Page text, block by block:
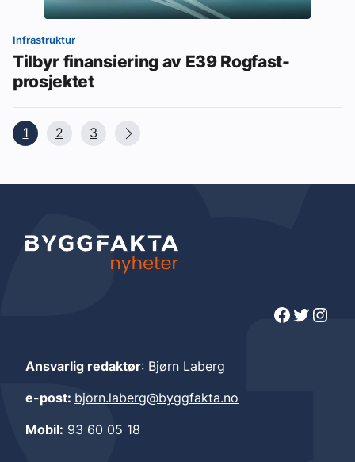
Infrastruktur
Tilbyr finansiering av E39 Rogfast-
prosjektet
1 2 3
Facebook Twitter Instagram
Ansvarlig redaktør: Bjørn Laberg
e-post: bjorn.laberg@byggfakta.no
Mobil: 93 60 05 18